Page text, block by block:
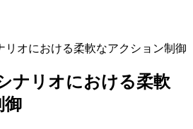
リオにおける柔軟なアクション制御
ナリオにおける柔軟
御